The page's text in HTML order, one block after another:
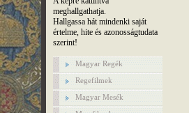
meghallgathatja.
Hallgassa hát mindenki saját
értelme, hite és azonosságtudata
szerint!
Magyar Regék
Regefilmek
Magyar Mesék